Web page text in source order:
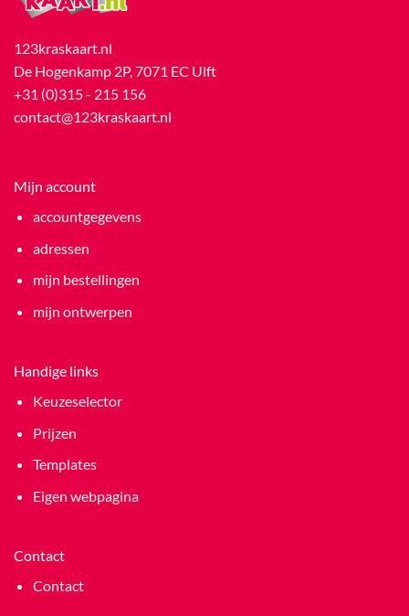
123kraskaart.nl
De Hogenkamp 2P, 7071 EC Ulft
+31 (0)315 - 215 156
contact@123kraskaart.nl
Mijn account
accountgegevens
adressen
mijn bestellingen
mijn ontwerpen
Handige links
Keuzeselector
Prijzen
Templates
Eigen webpagina
Contact
Contact